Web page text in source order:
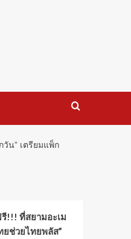
วัน” เตรียมแพ็ก
รี!!! ที่สยามอะเม
ยช่วยไทยพลัส”